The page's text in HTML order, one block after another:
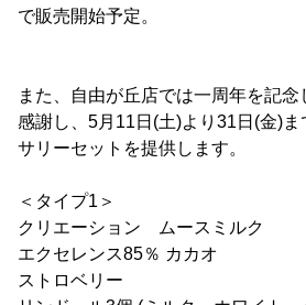
で販売開始予定。
また、自由が丘店では一周年を記
感謝し、5月11日(土)より31日(金)
サリーセットを提供します。
＜タイプ1＞
クリエーション ムースミルク
エクセレンス85％ カカオ
ストロベリー